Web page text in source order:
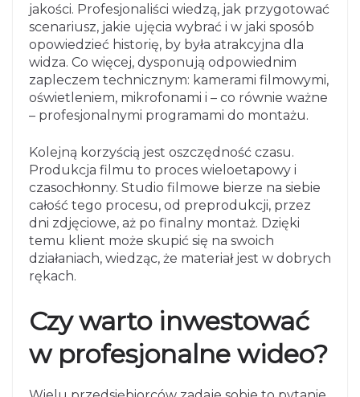
jakości. Profesjonaliści wiedzą, jak przygotować
scenariusz, jakie ujęcia wybrać i w jaki sposób
opowiedzieć historię, by była atrakcyjna dla
widza. Co więcej, dysponują odpowiednim
zapleczem technicznym: kamerami filmowymi,
oświetleniem, mikrofonami i – co równie ważne
– profesjonalnymi programami do montażu.
Kolejną korzyścią jest oszczędność czasu.
Produkcja filmu to proces wieloetapowy i
czasochłonny. Studio filmowe bierze na siebie
całość tego procesu, od preprodukcji, przez
dni zdjęciowe, aż po finalny montaż. Dzięki
temu klient może skupić się na swoich
działaniach, wiedząc, że materiał jest w dobrych
rękach.
Czy warto inwestować
w profesjonalne wideo?